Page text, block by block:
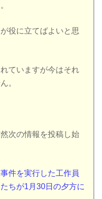
役に立てばよいと思
ていますが今はそれ
。
次の情報を投稿し始
件を実行した工作員
ちが1月30日の夕方に